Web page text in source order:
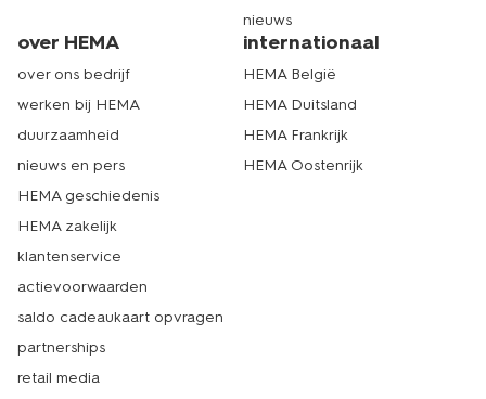
nieuws
over HEMA
over ons bedrijf
werken bij HEMA
duurzaamheid
nieuws en pers
HEMA geschiedenis
HEMA zakelijk
klantenservice
actievoorwaarden
saldo cadeaukaart opvragen
partnerships
retail media
internationaal
HEMA België
HEMA Duitsland
HEMA Frankrijk
HEMA Oostenrijk